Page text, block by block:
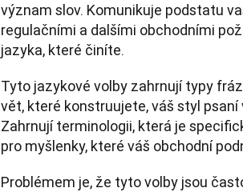
význam slov. Komunikuje podstatu
regulačními a dalšími obchodními
jazyka, které činíte.
Tyto jazykové volby zahrnují typy
vět, které konstruujete, váš styl
Zahrnují terminologii, která je
pro myšlenky, které váš obchodní
Problémem je, že tyto volby jsou